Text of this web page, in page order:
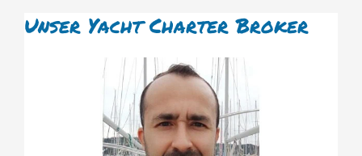
Unser Yacht Charter Broker